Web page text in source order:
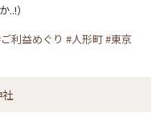
）
利益めぐり #人形町#東京